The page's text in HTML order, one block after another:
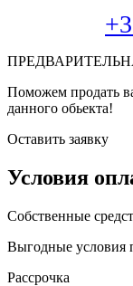
Поможем продать
данного обьекта!
Оставить заявку
Условия
Собственные
Выгодные условия
Рассрочка